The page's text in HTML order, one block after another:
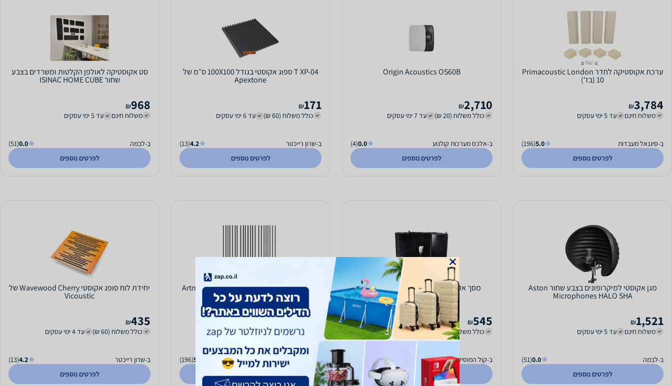
ערכת אקוסטיקה לחדר Primacoustic London
10 (בז')
3,784
₪
משלוח חינם
עד 5 ימי עסקים
ב-סיגנאל מעבדות 5.0
(196)
לפרטים נוספים
Origin Acoustics OS60B
2,710
₪
כולל משלוח (20 ₪)
עד 7 ימי עסקים
ב-אלכס מערכות קולנוע 0.0
(4)
לפרטים נוספים
T XP-04 ספוג אקוסטי בגודל 100X100 ס״מ של
Apextone
171
₪
כולל משלוח (60 ₪)
עד 6 ימי עסקים
ב-שרון רייכטר 4.2
(13)
לפרטים נוספים
סט אקוסטיקה לאולפן הקלטות ומשרדים בצבע
שחור ISINAC HOME CUBE
968
₪
משלוח חינם
עד 5 ימי עסקים
ב-לבמה 0.0
(51)
לפרטים נוספים
מגן אקוסטי למיקרופונים בצבע שחור Aston
Microphones HALO SHA
1,521
₪
משלוח חינם
עד 5 ימי עסקים
ב-לבמה 0.0
(51)
לפרטים נוספים
מסך אקוסטי למיקרופון Apextone S105
545
₪
כולל משלוח (25 ₪)
עד 5 ימי עסקים
ב-קול המוסיקה כלי נגינה והגברה
לפרטים נוספים
פנל ספיגה אקוסטי Artnovion Siena W Blanc
(ערכה של 6 יח')
3,480
משלוח חינם
עד 5 ימי עסקים
ב-סיגנאל מעבדות 5.0
(196)
לפרטים נוספים
יחידת לוח סופג אקוסטי Wavewood Cherry של
Vicoustic
435
₪
כולל משלוח (60 ₪)
עד 4 ימי עסקים
ב-שרון רייכטר 4.2
(13)
לפרטים נוספים